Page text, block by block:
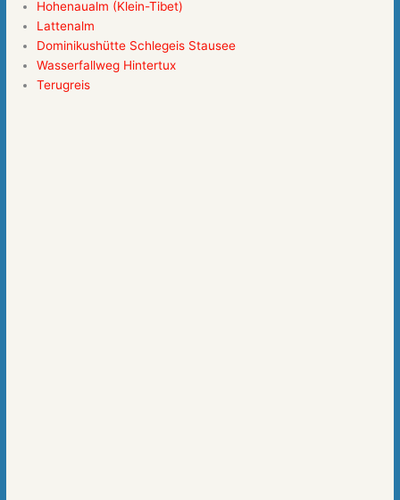
Hohenaualm (Klein-Tibet)
Lattenalm
Dominikushütte Schlegeis Stausee
Wasserfallweg Hintertux
Terugreis